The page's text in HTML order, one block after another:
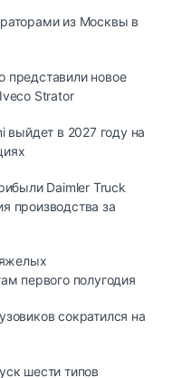
из Москвы в
представили новое
Strator
выйдет в 2027 году на
Daimler Truck
производства за
первого полугодия
сократился на
шести типов